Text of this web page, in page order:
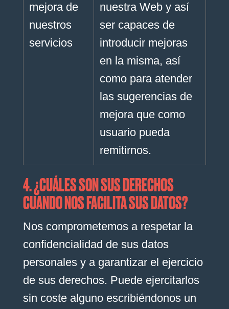
mejora de
nuestros
servicios
nuestra Web y así
ser capaces de
introducir mejoras
en la misma, así
como para atender
las sugerencias de
mejora que como
usuario pueda
remitirnos.
4. ¿CUÁLES SON SUS DERECHOS
CUANDO NOS FACILITA SUS DATOS?
Nos comprometemos a respetar la
confidencialidad de sus datos
personales y a garantizar el ejercicio
de sus derechos. Puede ejercitarlos
sin coste alguno escribiéndonos un